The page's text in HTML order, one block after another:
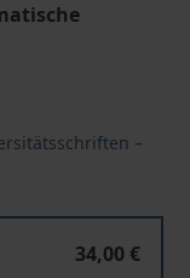
–
34,00 €